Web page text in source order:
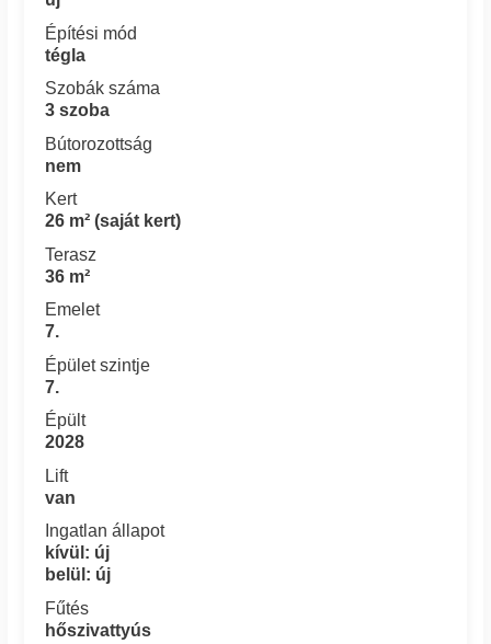
Építési mód
tégla
Szobák száma
3 szoba
Bútorozottság
nem
Kert
26 m² (saját kert)
Terasz
36 m²
Emelet
7.
Épület szintje
7.
Épült
2028
Lift
van
Ingatlan állapot
kívül: új
belül: új
Fűtés
hőszivattyús